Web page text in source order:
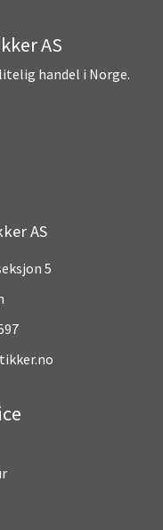
AS
handel i Norge.
AS
5